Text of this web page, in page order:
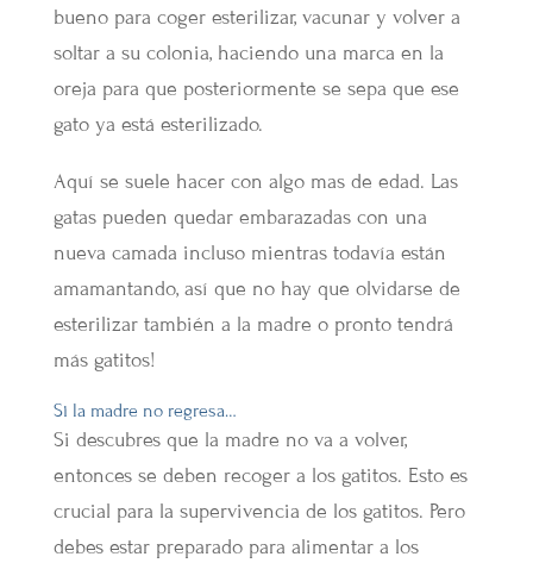
bueno para coger esterilizar, vacunar y volver a
soltar a su colonia, haciendo una marca en la
oreja para que posteriormente se sepa que ese
gato ya está esterilizado.
Aquí se suele hacer con algo mas de edad. Las
gatas pueden quedar embarazadas con una
nueva camada incluso mientras todavía están
amamantando, así que no hay que olvidarse de
esterilizar también a la madre o pronto tendrá
más gatitos!
Si la madre no regresa…
Si descubres que la madre no va a volver,
entonces se deben recoger a los gatitos. Esto es
crucial para la supervivencia de los gatitos. Pero
debes estar preparado para alimentar a los